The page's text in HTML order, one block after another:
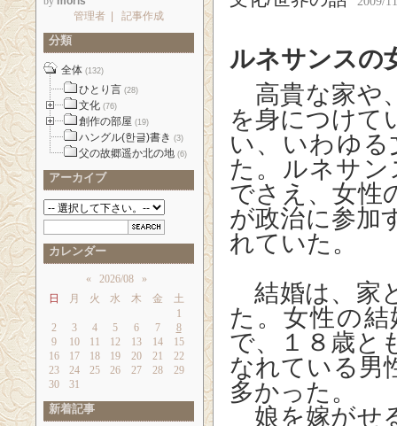
ルネサンスの
高貴な家や
を身につけて
い、いわゆ
た。ルネサ
でさえ、女性
が政治に参加
れていた。
結婚は、家
た。女性の
で、１８歳と
なれている男
多かった。
娘を嫁がせ
管理者
記事作成
分類
全体 (132)
ひとり言 (28)
文化 (76)
創作の部屋 (19)
ハングル(한글)書き (3)
父の故郷遥か北の地 (6)
アーカイブ
カレンダー
« 2026/08
»
日
月 火 水 木 金
土
1
2
3 4 5 6 7
8
9
10 11 12 13 14
15
16
17 18 19 20 21
22
23
24 25 26 27 28
29
30
31
新着記事